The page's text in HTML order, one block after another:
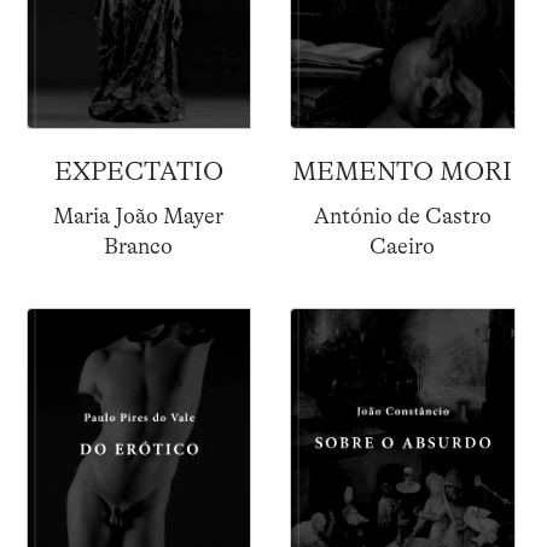
EXPECTATIO
Maria João Mayer
Branco
MEMENTO MORI
António de Castro
Caeiro